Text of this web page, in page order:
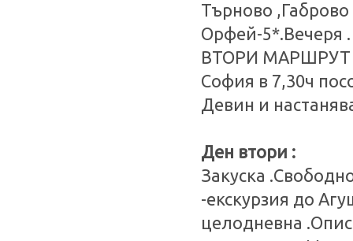
Търново ,Габрово
Орфей-5*.Вечеря
ВТОРИ МАРШРУТ
София в 7,30ч
Девин и
Ден втори :
Закуска
-екскурзия до
целодневна